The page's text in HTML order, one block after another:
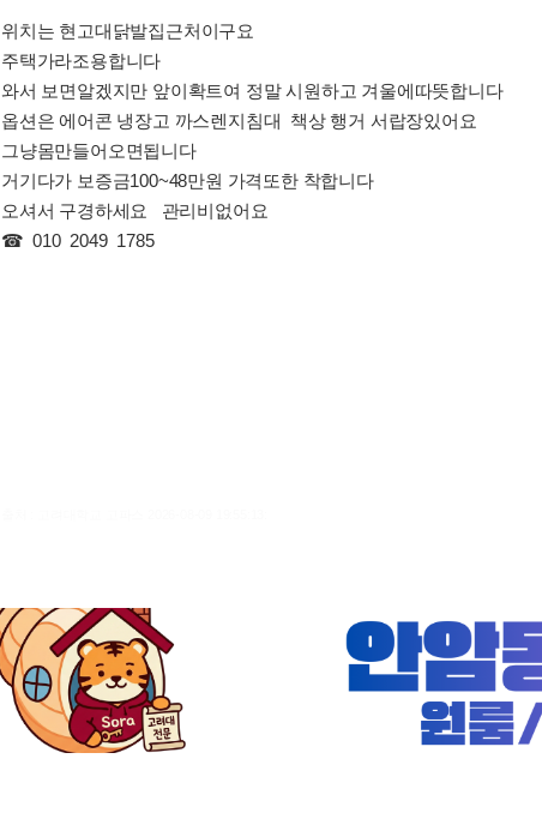
위치는 현고대닭발집근처이구요
주택가라조용합니다
와서 보면알겠지만 앞이확트여 정말 시원하고 겨울에따뜻합니다
옵션은 에어콘 냉장고 까스렌지침대 책상 행거 서랍장있어요
그냥몸만들어오면됩니다
거기다가 보증금100~48만원 가격또한 착합니다
오셔서 구경하세요 관리비없어요
☎ 010 2049 1785